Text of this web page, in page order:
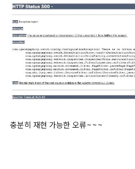
충분히 재현 가능한 오류~~~